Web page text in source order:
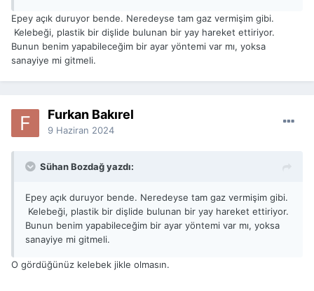
Epey açık duruyor bende. Neredeyse tam gaz vermişim gibi.
Kelebeği, plastik bir dişlide bulunan bir yay hareket ettiriyor.
Bunun benim yapabileceğim bir ayar yöntemi var mı, yoksa
sanayiye mi gitmeli.
Furkan Bakırel
9 Haziran 2024
Sühan Bozdağ yazdı:
Epey açık duruyor bende. Neredeyse tam gaz vermişim gibi.
Kelebeği, plastik bir dişlide bulunan bir yay hareket ettiriyor.
Bunun benim yapabileceğim bir ayar yöntemi var mı, yoksa
sanayiye mi gitmeli.
O gördüğünüz kelebek jikle olmasın.